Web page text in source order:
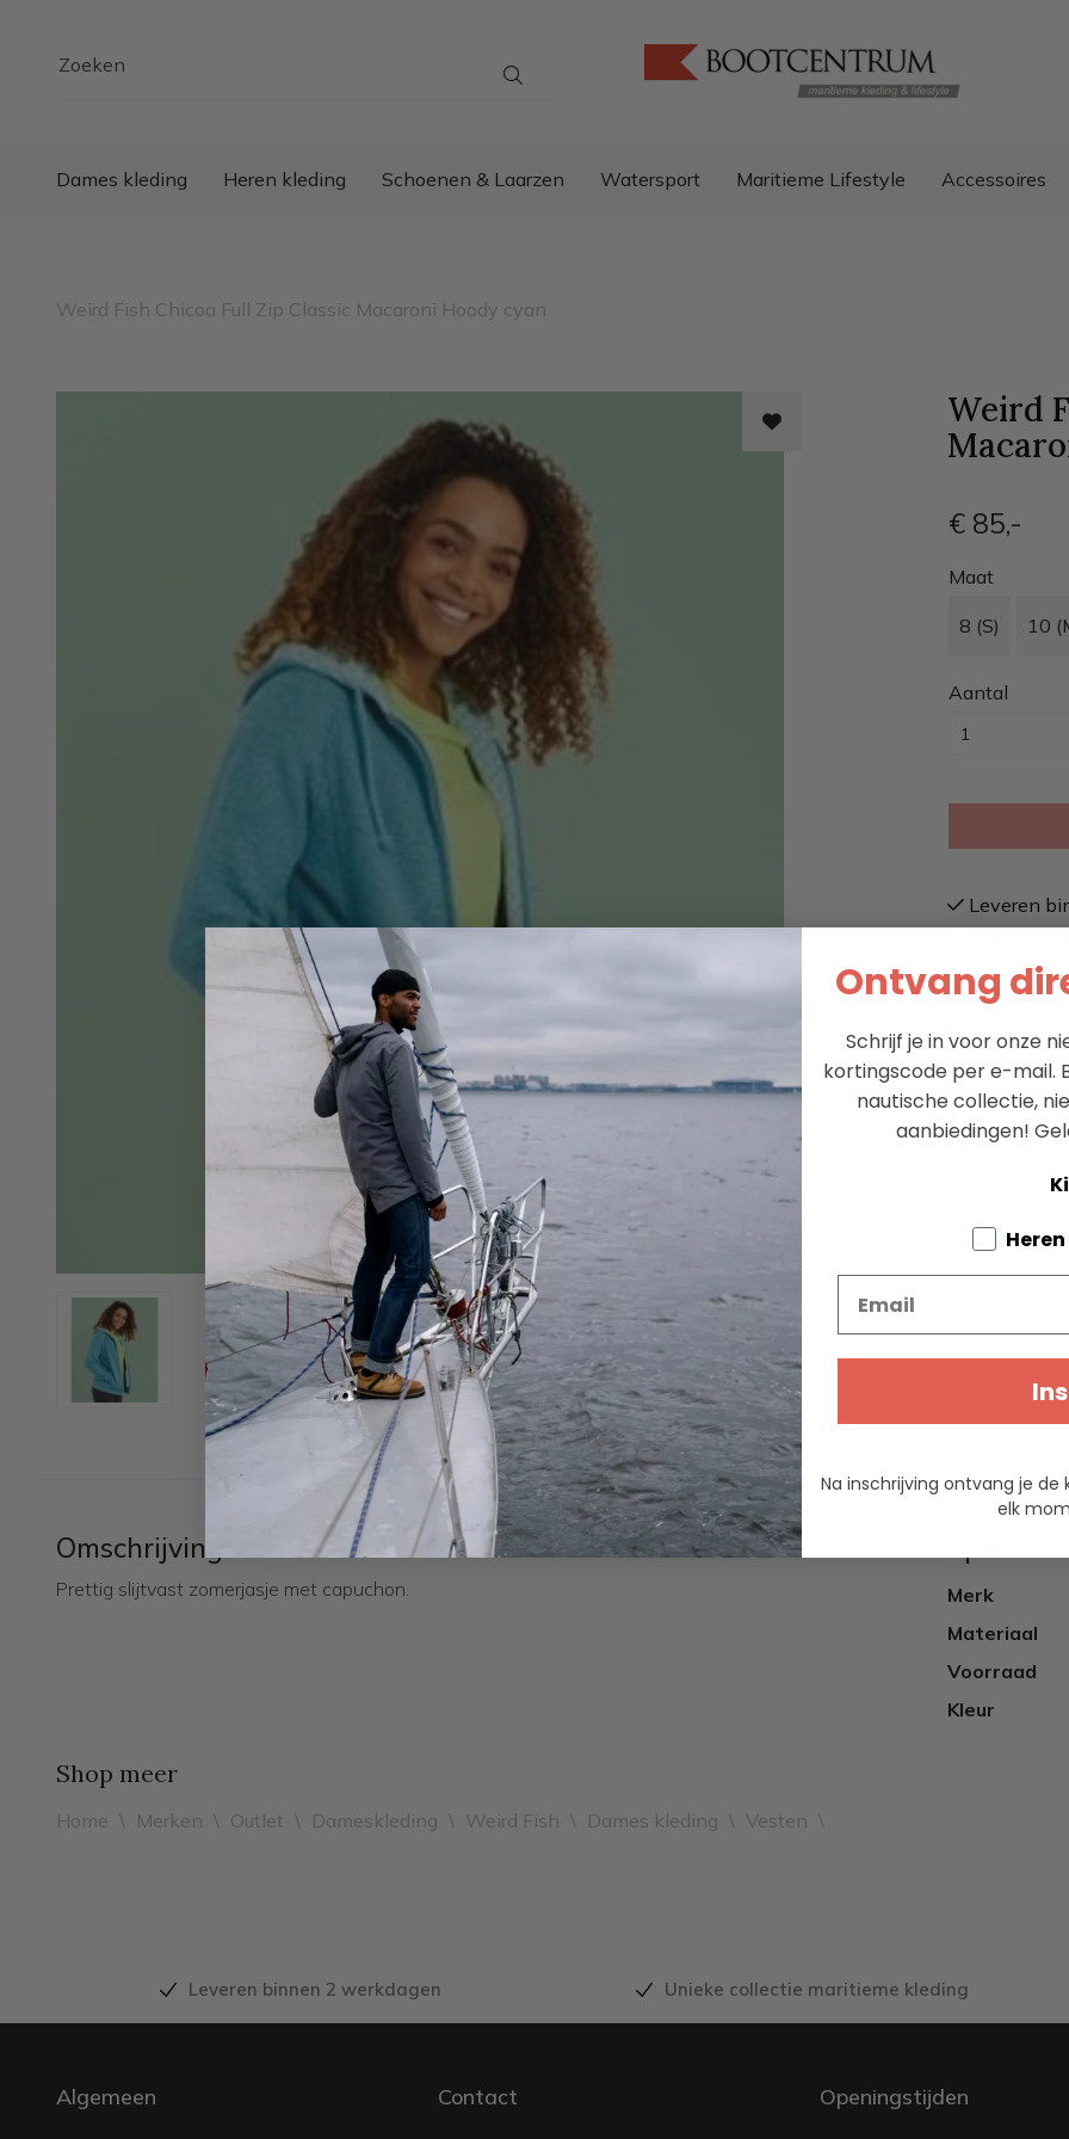
Zoeken
Dames kleding Heren kleding Schoenen & Laarzen Watersport Maritieme Lifestyle Accessoires
Weird Fish Chicoa Full Zip Classic Macaroni Hoody cyan
Weird
€ 85,-
Maat
8 (S) 10
Aantal
Leveren
Al 60+ jaar
Omschrijving
Prettig slijtvast zomerjasje met capuchon. Merk
Materiaal
Voorraad
Kleur
Shop meer
Home \ Merken \ Outlet \ Dameskleding \ Weird Fish \ Dames kleding \ Vesten \
Leveren binnen 2 werkdagen Unieke collectie maritieme kleding
Algemeen Contact Openingstijden
Ontvang
Schrijf je in voor onze
kortingscode per e-mail.
nautische collectie,
aanbiedingen!
Tell us
Heren
Na inschrijving ontvang je
elk